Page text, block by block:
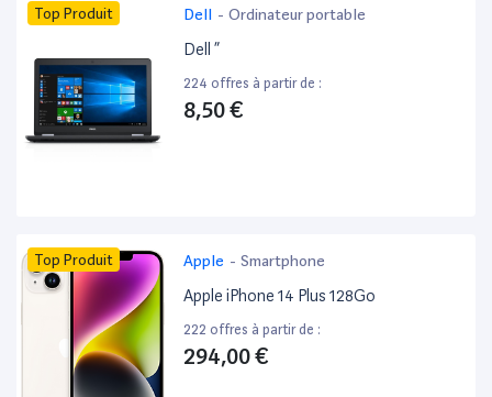
Top Produit Dell - Ordinateur portable
Dell ”
224 offres à partir de :
8,50 €
Top Produit Apple - Smartphone
Apple iPhone 14 Plus 128Go
222 offres à partir de :
294,00 €